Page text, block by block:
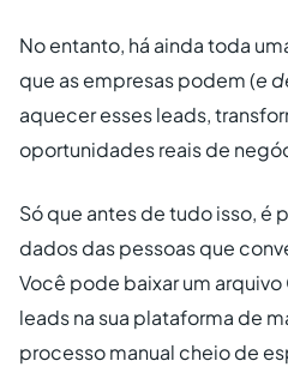
No entanto, há ainda toda
que as empresas podem (e
aquecer esses leads,
oportunidades reais de
Só que antes de tudo isso, é
dados das pessoas que
Você pode baixar um
leads na sua plataforma de
processo manual cheio de